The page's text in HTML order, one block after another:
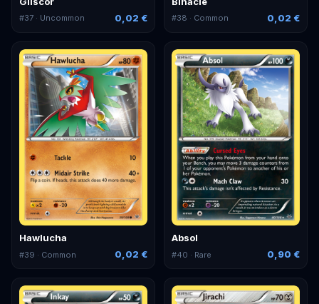
#37 · Uncommon 0,02 € #38 · Common 0,02 €
Hawlucha
#39 · Common 0,02 €
Absol
#40 · Rare 0,90 €